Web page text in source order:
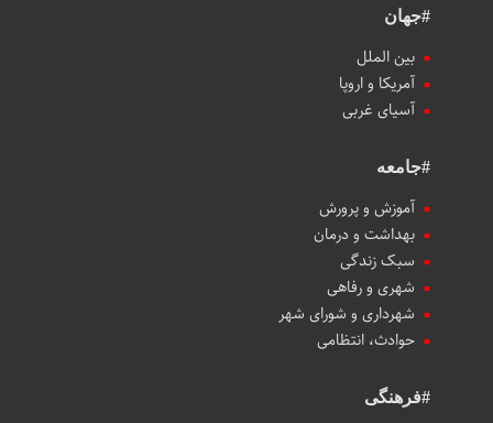
#جهان
بین الملل
آمریکا و اروپا
آسیای غربی
#جامعه
آموزش و پرورش
بهداشت و درمان
سبک زندگی
شهری و رفاهی
شهرداری و شورای شهر
حوادث، انتظامی
#فرهنگی